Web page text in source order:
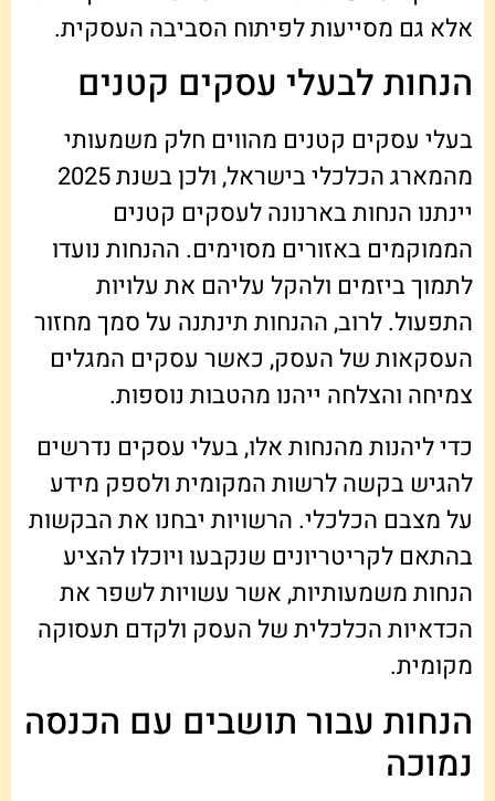
אלא גם מסייעות לפיתוח הסביבה העסקית.
הנחות לבעלי עסקים קטנים
בעלי עסקים קטנים מהווים חלק משמעותי
מהמארג הכלכלי בישראל, ולכן בשנת 2025
יינתנו הנחות בארנונה לעסקים קטנים
הממוקמים באזורים מסוימים. ההנחות נועדו
לתמוך ביזמים ולהקל עליהם את עלויות
התפעול. לרוב, ההנחות תינתנה על סמך מחזור
העסקאות של העסק, כאשר עסקים המגלים
צמיחה והצלחה ייהנו מהטבות נוספות.
כדי ליהנות מהנחות אלו, בעלי עסקים נדרשים
להגיש בקשה לרשות המקומית ולספק מידע
על מצבם הכלכלי. הרשויות יבחנו את הבקשות
בהתאם לקריטריונים שנקבעו ויוכלו להציע
הנחות משמעותיות, אשר עשויות לשפר את
הכדאיות הכלכלית של העסק ולקדם תעסוקה
מקומית.
הנחות עבור תושבים עם הכנסה
נמוכה